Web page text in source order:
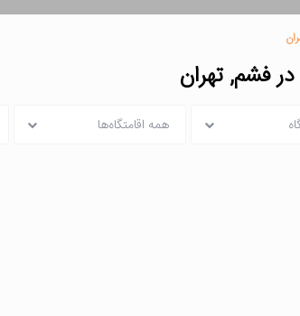
در فشم, تهران
همه اقامتگاه‌ها